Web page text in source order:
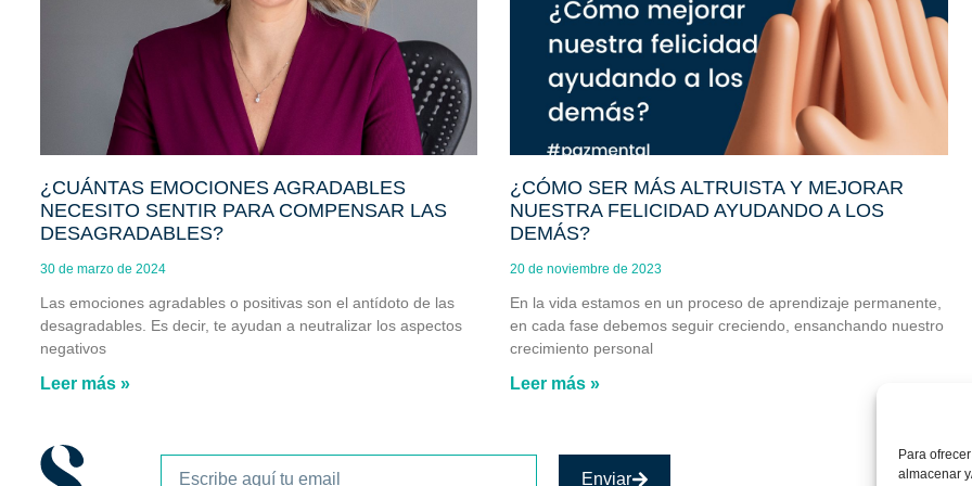
Para
almacenar
¿CUÁNTAS EMOCIONES AGRADABLES
NECESITO SENTIR PARA COMPENSAR LAS
DESAGRADABLES?
30 de marzo de 2024
Las emociones agradables o positivas son el antídoto de las
desagradables. Es decir, te ayudan a neutralizar los aspectos
negativos
Leer más »
¿CÓMO SER MÁS ALTRUISTA Y MEJORAR
NUESTRA FELICIDAD AYUDANDO A LOS
DEMÁS?
20 de noviembre de 2023
En la vida estamos en un proceso de aprendizaje permanente,
en cada fase debemos seguir creciendo, ensanchando nuestro
crecimiento personal
Leer más »
Enviar